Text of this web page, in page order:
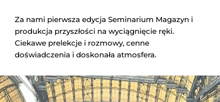
Za nami pierwsza edycja Seminarium Magazyn i
produkcja przyszłości na wyciągnięcie ręki.
Ciekawe prelekcje i rozmowy, cenne
doświadczenia i doskonała atmosfera.